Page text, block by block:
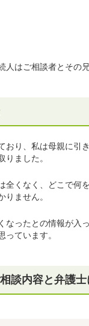
人はご相談者とその
おり、私は母親に引
りました。
全くなく、どこで何
りません。
なったとの情報が入
っています。
談内容と弁護